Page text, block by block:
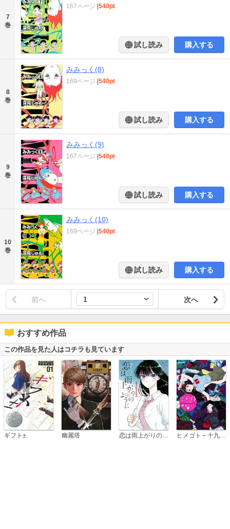
7
巻
167ページ |540pt
試し読み 購入する
8
巻
みみっく(8)
169ページ |540pt
試し読み 購入する
9
巻
みみっく(9)
167ページ |540pt
試し読み 購入する
10
巻
みみっく(10)
169ページ |540pt
試し読み 購入する
前へ 次へ
おすすめ作品
この作品を見た人はコチラも見ています
ギフト± 幽麗塔 ヒメゴト～十九歳の制服～